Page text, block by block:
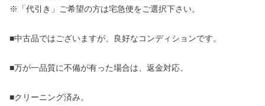
※「代引き」ご希望の方は宅急便をご選択下さい。
■中古品ではございますが、良好なコンディションです。
■万が一品質に不備が有った場合は、返金対応。
■クリーニング済み。